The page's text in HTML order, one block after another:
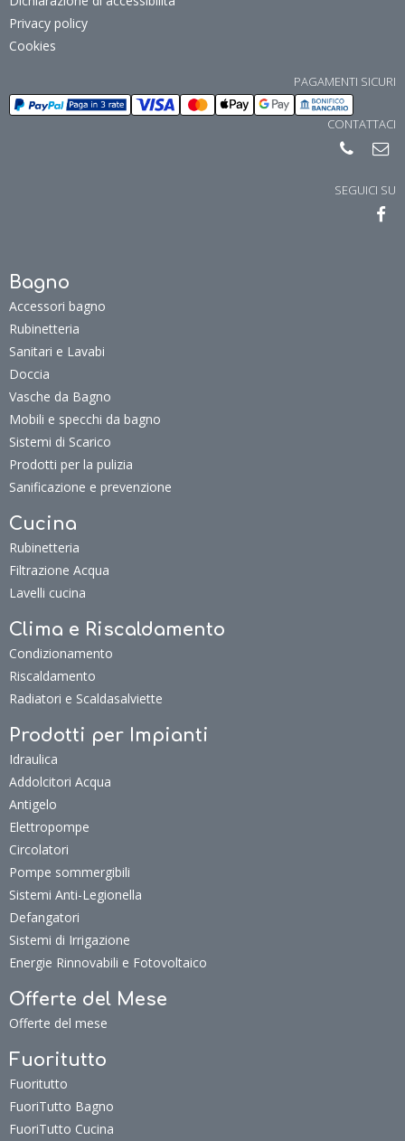
Privacy policy
Cookies
PAGAMENTI SICURI
CONTATTACI
SEGUICI SU
Bagno
Accessori bagno
Rubinetteria
Sanitari e Lavabi
Doccia
Vasche da Bagno
Mobili e specchi da bagno
Sistemi di Scarico
Prodotti per la pulizia
Sanificazione e prevenzione
Cucina
Rubinetteria
Filtrazione Acqua
Lavelli cucina
Clima e Riscaldamento
Condizionamento
Riscaldamento
Radiatori e Scaldasalviette
Prodotti per Impianti
Idraulica
Addolcitori Acqua
Antigelo
Elettropompe
Circolatori
Pompe sommergibili
Sistemi Anti-Legionella
Defangatori
Sistemi di Irrigazione
Energie Rinnovabili e Fotovoltaico
Offerte del Mese
Offerte del mese
Fuoritutto
Fuoritutto
FuoriTutto Bagno
FuoriTutto Cucina